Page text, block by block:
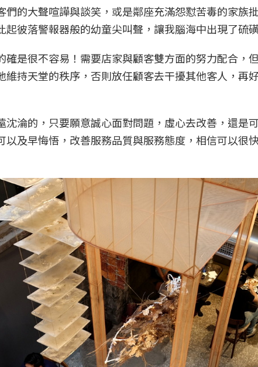
們的大聲喧譁與談笑，或是鄰座充滿怨懟苦毒的家族
彼落警報器般的幼童尖叫聲，讓我腦海中出現了硫
確是很不容易！需要店家與顧客雙方面的努力配合，
維持天堂的秩序，否則放任顧客去干擾其他客人，再
沈淪的，只要願意誠心面對問題，虛心去改善，還是
以及早悔悟，改善服務品質與服務態度，相信可以很